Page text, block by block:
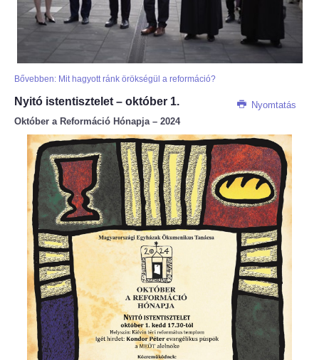
Bővebben: Mit hagyott ránk örökségül a reformáció?
Nyomtatás
Nyitó istentisztelet – október 1.
Október a Reformáció Hónapja – 2024